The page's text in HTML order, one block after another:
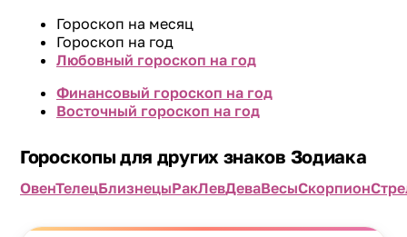
Гороскоп на месяц
Гороскоп на год
Любовный гороскоп на год
Финансовый гороскоп на год
Восточный гороскоп на год
Гороскопы для других знаков Зодиака
ОвенТелецБлизнецыРакЛевДеваВесыСкорпион